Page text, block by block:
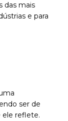
das mais
e para
ser de
ele reflete.